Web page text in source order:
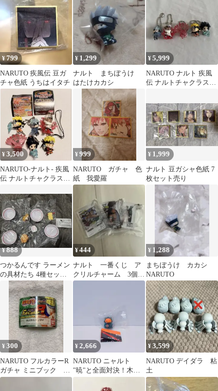
ラ売り不可
¥799
NARUTO 疾風伝 豆ガ
チャ色紙 うちはイタチ
¥ 1,299
ナルト まちぼうけ
はたけカカシ
¥5,999
NARUTO ナルト 疾風
伝 ナルトチャクラスイ
¥3,500
NARUTO-ナルト- 疾風
伝 ナルトチャクラスイ
ラップ
¥999
NARUTO ガチャ 色
紙 我愛羅
¥ 1,999
ナルト 豆ガシャ色紙 7
枚セット売り
¥888
つかるんです ラーメン
の具材たち 4種セット
カプセルトイ
¥444
ナルト 一番くじ ア
クリルチャーム 3個セ
ット
¥ 1,288
まちぼうけ カカシ
NARUTO
¥300
NARUTO フルカラーR
ガチャ ミニブック ガ
シャポン ガチャ ナ
¥2,666
NARUTO ニャルト
"暁"と全面対決！木ノ
葉隠れの里の攻防編！
¥3,599
NARUTO デイダラ 粘
土